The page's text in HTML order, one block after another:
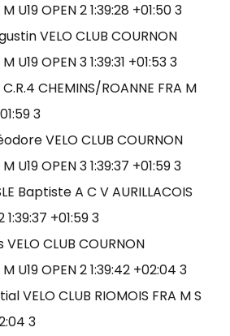
U19 OPEN 2 1:39:28 +01:50 3
VELO CLUB COURNON
U19 OPEN 3 1:39:31 +01:53 3
CHEMINS/ROANNE FRA M
3
VELO CLUB COURNON
U19 OPEN 3 1:39:37 +01:59 3
Baptiste A C V AURILLACOIS
1:39:37 +01:59 3
CLUB COURNON
M U19 OPEN 2 1:39:42 +02:04 3
VELO CLUB RIOMOIS FRA M S
3